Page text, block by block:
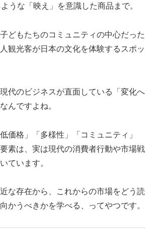
うな「映え」を意識した商品まで。
どもたちのコミュニティの中心だった
観光客が日本の文化を体験するスポッ
代のビジネスが直面している「変化へ
んですよね。
価格」「多様性」「コミュニティ」
要素は、実は現代の消費者行動や市場戦
ています。
な存在から、これからの市場をどう読
かうべきかを学べる、ってやつです。